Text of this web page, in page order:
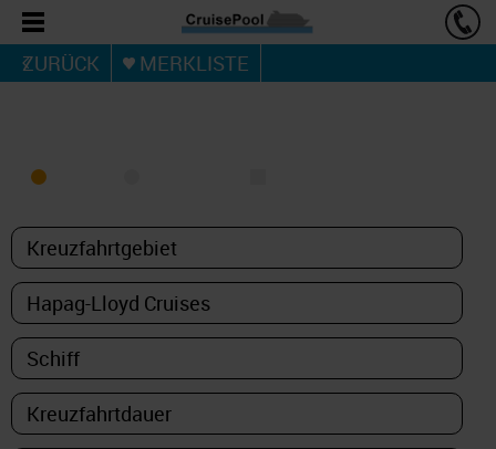
ZURÜCK MERKLISTE